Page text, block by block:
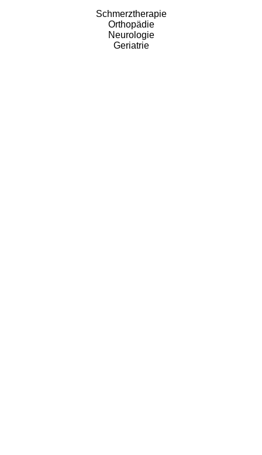
Schmerztherapie
Orthopädie
Neurologie
Geriatrie